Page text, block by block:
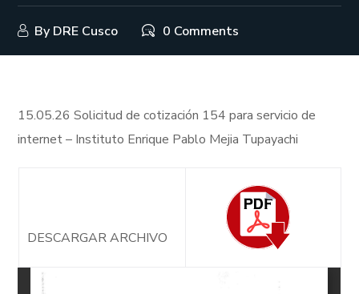
By DRE Cusco 0 Comments
15.05.26 Solicitud de cotización 154 para servicio de
internet – Instituto Enrique Pablo Mejia Tupayachi
DESCARGAR ARCHIVO